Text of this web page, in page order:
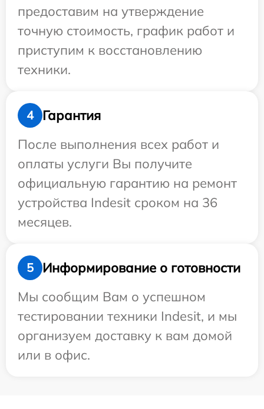
предоставим на утверждение
точную стоимость, график работ и
приступим к восстановлению
техники.
4
Гарантия
После выполнения всех работ и
оплаты услуги Вы получите
официальную гарантию на ремонт
устройства Indesit сроком на 36
месяцев.
5
Информирование о готовности
Мы сообщим Вам о успешном
тестировании техники Indesit, и мы
организуем доставку к вам домой
или в офис.